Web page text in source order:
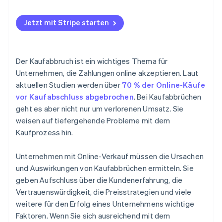
Bezahlvorgang vereinfachen
Obligatorische Kontoerstellung bearbeiten
Sicherheitsmaßnahmen erweitern
Website-Performance optimieren
Rückgaberichtlinien verdeutlichen
Bestand effektiv verwalten
Jetzt mit Stripe starten
Der Kaufabbruch ist ein wichtiges Thema für
Unternehmen, die Zahlungen online akzeptieren. Laut
aktuellen Studien werden über 70 % der Online-Käufe
vor Kaufabschluss abgebrochen. Bei Kaufabbrüchen
geht es aber nicht nur um verlorenen Umsatz. Sie
weisen auf tiefergehende Probleme mit dem
Kaufprozess hin.
Unternehmen mit Online-Verkauf müssen die Ursachen
und Auswirkungen von Kaufabbrüchen ermitteln. Sie
geben Aufschluss über die Kundenerfahrung, die
Vertrauenswürdigkeit, die Preisstrategien und viele
weitere für den Erfolg eines Unternehmens wichtige
Faktoren. Wenn Sie sich ausreichend mit dem